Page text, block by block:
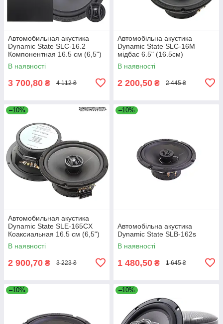
Автомобильная акустика
Dynamic State SLC-16.2
Компонентная 16.5 см (6,5")
В наявності
3 700,80 ₴ 4 112 ₴
Автомобільна акустика
Dynamic State SLC-16M
мідбас 6.5" (16.5см)
В наявності
2 200,50 ₴ 2 445 ₴
–10%
Автомобильная акустика
Dynamic State SLE-165CX
Коаксиальная 16.5 см (6,5")
В наявності
2 900,70 ₴ 3 223 ₴
–10%
Автомобільна акустика
Dynamic State SLB-162s
В наявності
1 480,50 ₴ 1 645 ₴
–10% –10%